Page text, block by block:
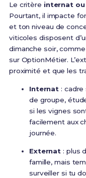
Le critère internat
Pourtant, il impacte
et ton niveau de
viticoles disposent
dimanche soir,
sur OptionMétier.
proximité et que les
Internat :
de groupe,
si les vignes
facilement aux
journée.
Externat : plus
famille, mais
surveiller si tu